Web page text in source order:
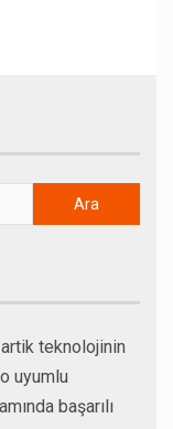
teknolojinin
uyumlu
başarılı